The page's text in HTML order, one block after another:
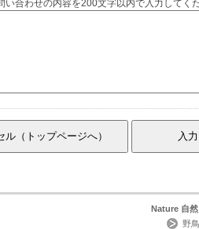
い合わせの内容を200文字以内で入力してく
Nature 自然
野鳥